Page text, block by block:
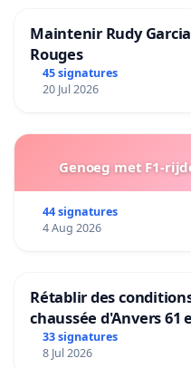
Maintenir Rudy
Rouges
45 signatures
20 Jul 2026
Genoeg met F1-
44 signatures
4 Aug 2026
Rétablir des
chaussée d'Anvers 61
33 signatures
8 Jul 2026